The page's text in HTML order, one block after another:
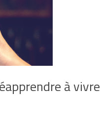
à vivre